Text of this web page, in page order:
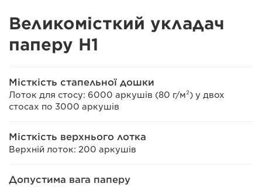
Великомісткий укладач
паперу H1
Місткість стапельної дошки
Лоток для стосу: 6000 аркушів (80 г/м²) у двох
стосах по 3000 аркушів
Місткість верхнього лотка
Верхній лоток: 200 аркушів
Допустима вага паперу